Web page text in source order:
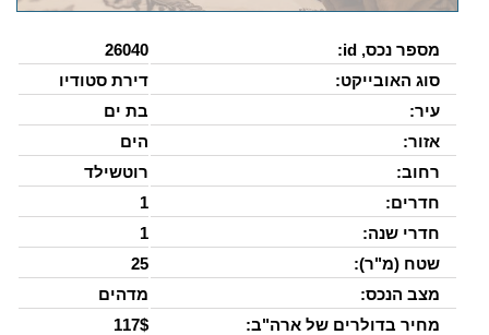
מספר נכס, id:
26040
סוג האובייקט:
דירת סטודיו
עיר:
בת ים
אזור:
הים
רחוב:
רוטשילד
חדרים:
1
חדרי שנה:
1
שטח (מ"ר):
25
מצב הנכס:
מדהים
מחיר בדולרים של ארה"ב:
117$